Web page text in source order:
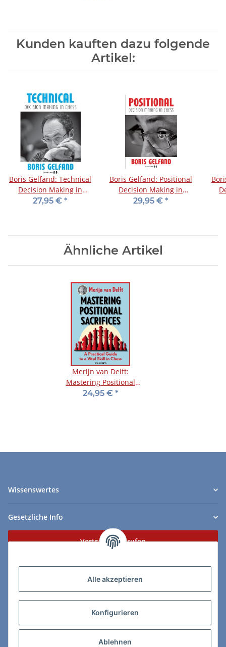
Alle akzeptieren
Konfigurieren
Ablehnen
Kunden kauften dazu folgende
Artikel:
Boris Gelfand: Technical
Decision Making in
Chess
27,95 € *
Boris Gelfand: Positional
Decision Making in
Chess
29,95 € *
Ähnliche Artikel
Merijn van Delft:
Mastering Positional
Sacrifices
24,95 € *
Wissenswertes
Gesetzliche Info
Vertrag widerrufen